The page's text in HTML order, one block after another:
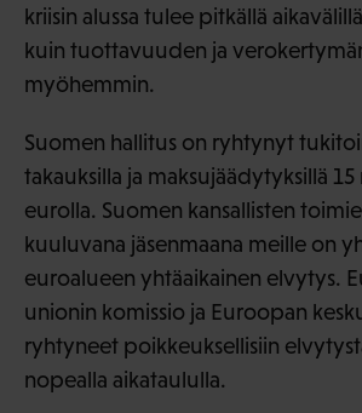
kriisin alussa tulee pitkällä
kuin tuottavuuden ja
myöhemmin.
Suomen hallitus on ryhtynyt
takauksilla ja maksujäädytyksillä
eurolla. Suomen kansallisten
kuuluvana jäsenmaana meille on
euroalueen yhtäaikainen elvytys.
unionin komissio ja Euroopan
ryhtyneet poikkeuksellisiin
nopealla aikataululla.